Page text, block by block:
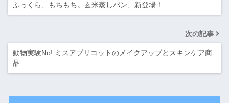
ふっくら、もちもち。玄米蒸しパン、新登場！
次の記事
動物実験No! ミスアプリコットのメイクアップとスキンケア商
品